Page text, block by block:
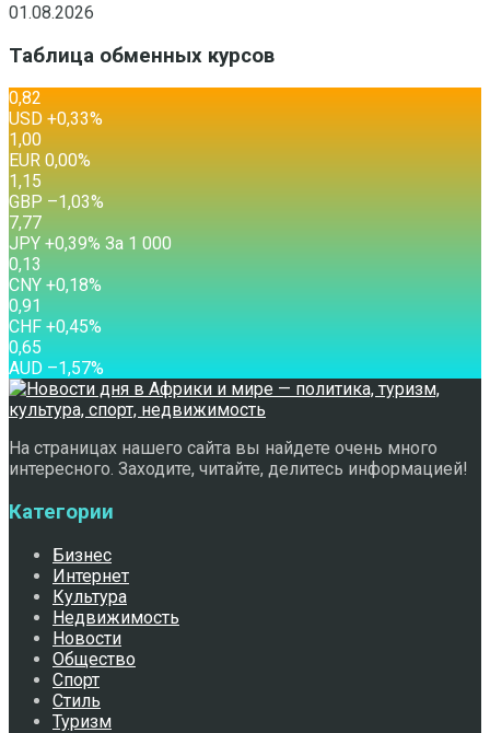
01.08.2026
Таблица обменных курсов
0,82
USD +0,33%
1,00
EUR 0,00%
1,15
GBP –1,03%
7,77
JPY +0,39% За 1 000
0,13
CNY +0,18%
0,91
CHF +0,45%
0,65
AUD –1,57%
На страницах нашего сайта вы найдете очень много
интересного. Заходите, читайте, делитесь информацией!
Категории
Бизнес
Интернет
Культура
Недвижимость
Новости
Общество
Спорт
Стиль
Туризм